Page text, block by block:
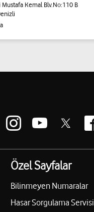
Mustafa Kemal Blv.No:110 B
Özel Sayfalar
Bilinmeyen Numaralar
Hasar Sorgulama Servisi